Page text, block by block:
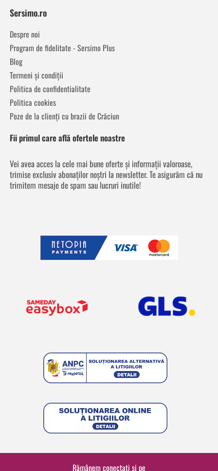
Sersimo.ro
Despre noi
Program de fidelitate - Sersimo Plus
Blog
Termeni și condiții
Politica de confidentialitate
Politica cookies
Poze de la clienți cu brazii de Crăciun
Fii primul care află ofertele noastre
Vei avea acces la cele mai bune oferte și informații valoroase,
trimise exclusiv abonaților noștri la newsletter. Te asigurăm că nu
trimitem mesaje de spam sau lucruri inutile!
Rămânem conectați și pe